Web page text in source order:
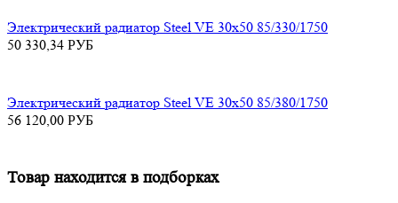
Электрический радиатор Steel VE 30х50 85/330/1750
50 330,34 РУБ
Электрический радиатор Steel VE 30х50 85/380/1750
56 120,00 РУБ
Товар находится в подборках